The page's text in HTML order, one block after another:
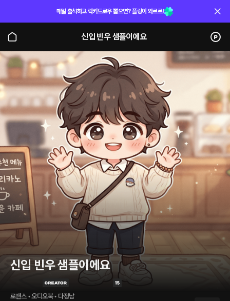
매일 출석하고 럭키드로우 뽑으면? 플링이 와르르!
신입 빈우 샘플이에요
신입 빈우 샘플이에요
로맨스 • 오디오북 • 다정남